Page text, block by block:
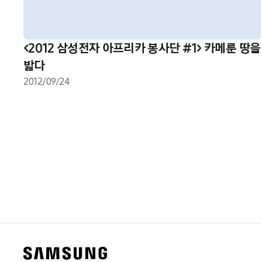
<2012 삼성전자 아프리카 봉사단 #1> 카메룬 땅을
밟다
2012/09/24